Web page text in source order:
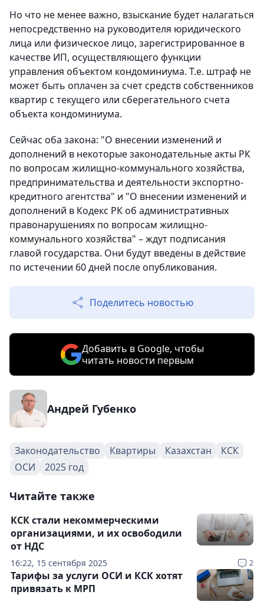
Но что не менее важно, взыскание будет налагаться
непосредственно на руководителя юридического
лица или физическое лицо, зарегистрированное в
качестве ИП, осуществляющего функции
управления объектом кондоминиума. Т.е. штраф не
может быть оплачен за счет средств собственников
квартир с текущего или сберегательного счета
объекта кондоминиума.
Сейчас оба закона: "О внесении изменений и
дополнений в некоторые законодательные акты РК
по вопросам жилищно-коммунального хозяйства,
предпринимательства и деятельности экспортно-
кредитного агентства" и "О внесении изменений и
дополнений в Кодекс РК об административных
правонарушениях по вопросам жилищно-
коммунального хозяйства" – ждут подписания
главой государства. Они будут введены в действие
по истечении 60 дней после опубликования.
Поделитесь новостью
Добавить в Google, чтобы
читать новости первым
Андрей Губенко
Законодательство Квартиры Казахстан
КСК
ОСИ
2025 год
Читайте также
16:22, 15 сентября 2025 2
КСК стали некоммерческими
организациями, и их освободили
от НДС
Тарифы за услуги ОСИ и КСК хотят
привязать к МРП